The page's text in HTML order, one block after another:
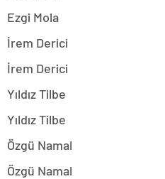
Ezgi Mola
İrem Derici
İrem Derici
Yıldız Tilbe
Yıldız Tilbe
Özgü Namal
Özgü Namal